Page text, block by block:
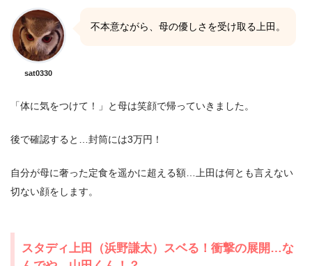
sat0330
不本意ながら、母の優しさを受け取る上田。
「体に気をつけて！」と母は笑顔で帰っていきました。
後で確認すると…封筒には3万円！
自分が母に奢った定食を遥かに超える額…上田は何とも言えない
切ない顔をします。
スタディ上田（浜野謙太）スベる！衝撃の展開…な